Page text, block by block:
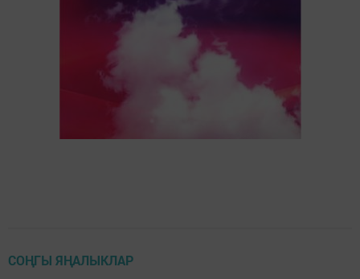
СОҢГЫ ЯҢАЛЫКЛАР